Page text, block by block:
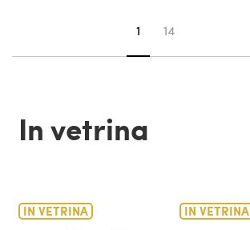
Sei su pagina
1 14
In vetrina
IN VETRINA IN VETRINA